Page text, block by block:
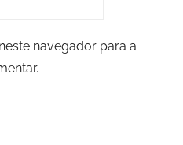
navegador para a